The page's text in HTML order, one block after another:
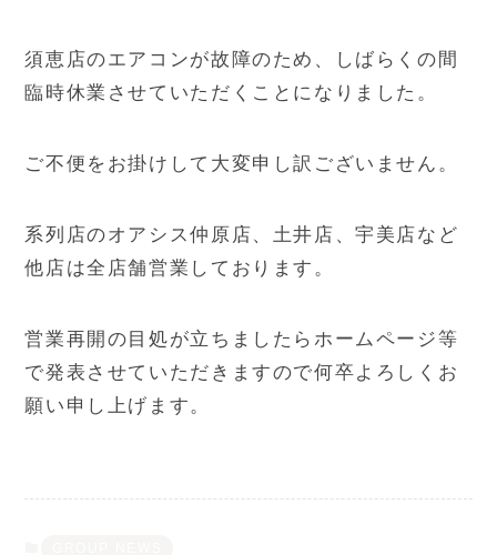
須恵店のエアコンが故障のため、しばらくの間
臨時休業させていただくことになりました。
ご不便をお掛けして大変申し訳ございません。
系列店のオアシス仲原店、土井店、宇美店など
他店は全店舗営業しております。
営業再開の目処が立ちましたらホームページ等
で発表させていただきますので何卒よろしくお
願い申し上げます。